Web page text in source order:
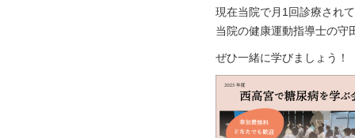
現在当院で月1回診療され
当院の健康運動指導士の守
ぜひ一緒に学びましょう！